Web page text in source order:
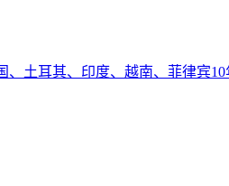
土耳其、印度、越南、菲律宾